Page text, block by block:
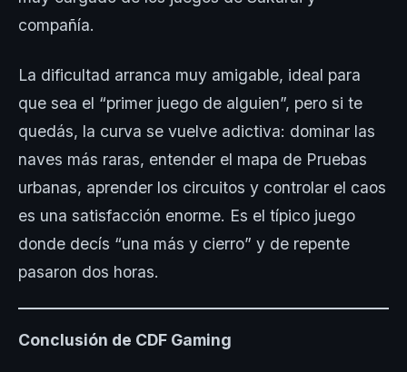
compañía.
La dificultad arranca muy amigable, ideal para
que sea el “primer juego de alguien”, pero si te
quedás, la curva se vuelve adictiva: dominar las
naves más raras, entender el mapa de Pruebas
urbanas, aprender los circuitos y controlar el caos
es una satisfacción enorme. Es el típico juego
donde decís “una más y cierro” y de repente
pasaron dos horas.
Conclusión de CDF Gaming